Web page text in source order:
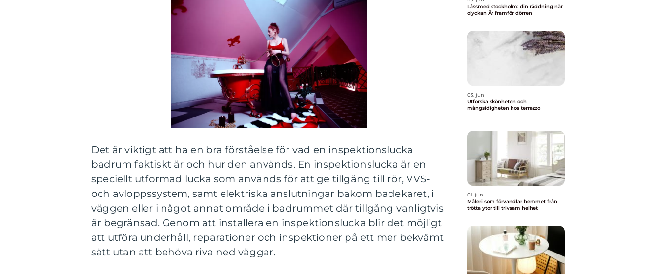
Det är viktigt att ha en bra förståelse för vad en inspektionslucka
badrum faktiskt är och hur den används. En inspektionslucka är en
speciellt utformad lucka som används för att ge tillgång till rör, VVS-
och avloppssystem, samt elektriska anslutningar bakom badekaret, i
väggen eller i något annat område i badrummet där tillgång vanligtvis
är begränsad. Genom att installera en inspektionslucka blir det möjligt
att utföra underhåll, reparationer och inspektioner på ett mer bekvämt
sätt utan att behöva riva ned väggar.
Låssmed stockholm: din räddning när
olyckan Är framför dörren
03. jun
Utforska skönheten och
mångsidigheten hos terrazzo
01. jun
Måleri som förvandlar hemmet från
trötta ytor till trivsam helhet